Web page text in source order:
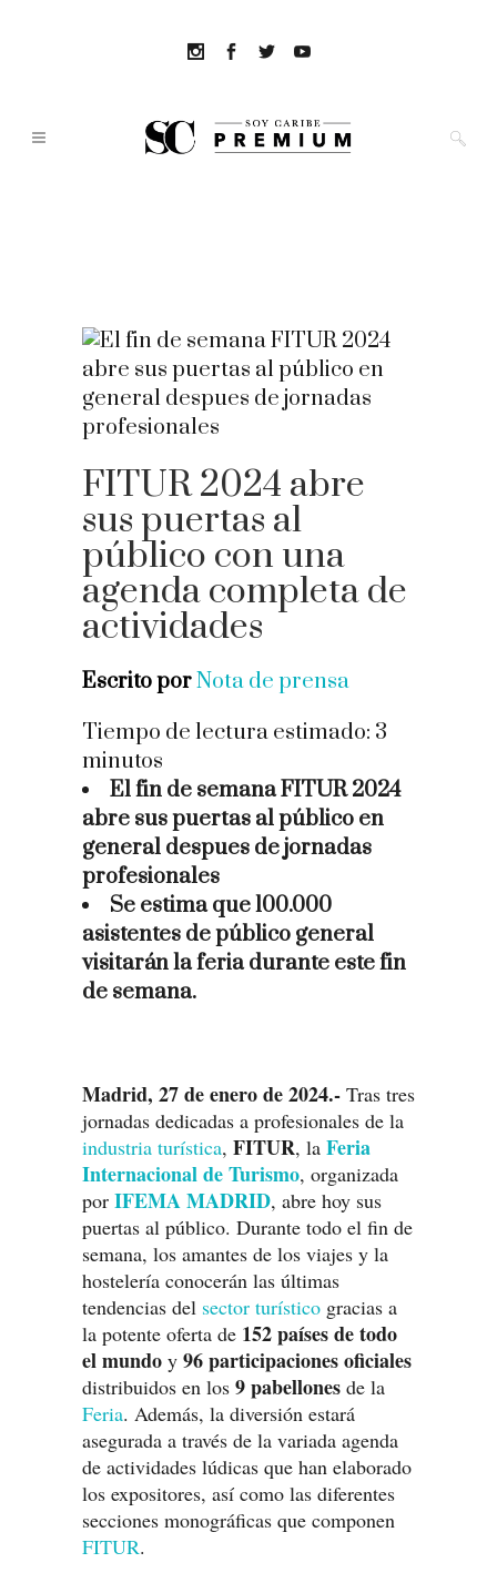
FITUR 2024 abre
sus puertas al
público con una
agenda completa de
actividades
Escrito porNota de prensa
Tiempo de lectura estimado: 3
minutos
El fin de semana FITUR 2024
abre sus puertas al público en
general despues de jornadas
profesionales
Se estima que 100.000
asistentes de público general
visitarán la feria durante este fin
de semana.
Madrid, 27 de enero de 2024.- Tras tres
jornadas dedicadas a profesionales de la
industria turística, FITUR, la Feria
Internacional de Turismo, organizada
por IFEMA MADRID, abre hoy sus
puertas al público. Durante todo el fin de
semana, los amantes de los viajes y la
hostelería conocerán las últimas
tendencias del sector turístico gracias a
la potente oferta de 152 países de todo
el mundo y 96 participaciones oficiales
distribuidos en los 9 pabellones de la
Feria. Además, la diversión estará
asegurada a través de la variada agenda
de actividades lúdicas que han elaborado
los expositores, así como las diferentes
secciones monográficas que componen
FITUR.